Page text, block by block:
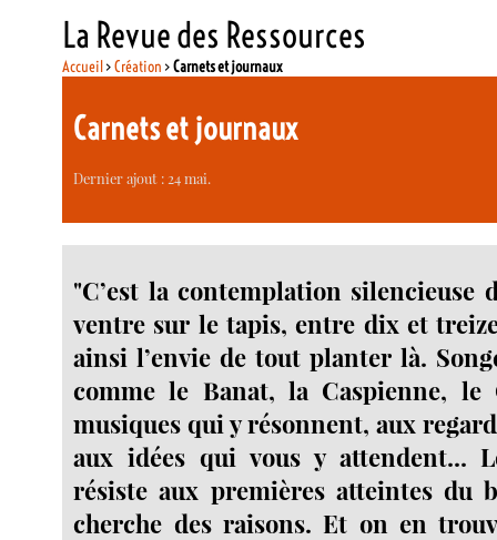
La Revue des Ressources
Accueil>Création >Carnets et journaux
Carnets et journaux
Dernier ajout : 24 mai.
"C’est la contemplation silencieuse
ventre sur le tapis, entre dix et
ainsi l’envie de tout planter là.
comme le Banat, la Caspienne, le
musiques qui y résonnent, aux
aux idées qui vous y attendent...
résiste aux premières atteintes du
cherche des raisons. Et on en